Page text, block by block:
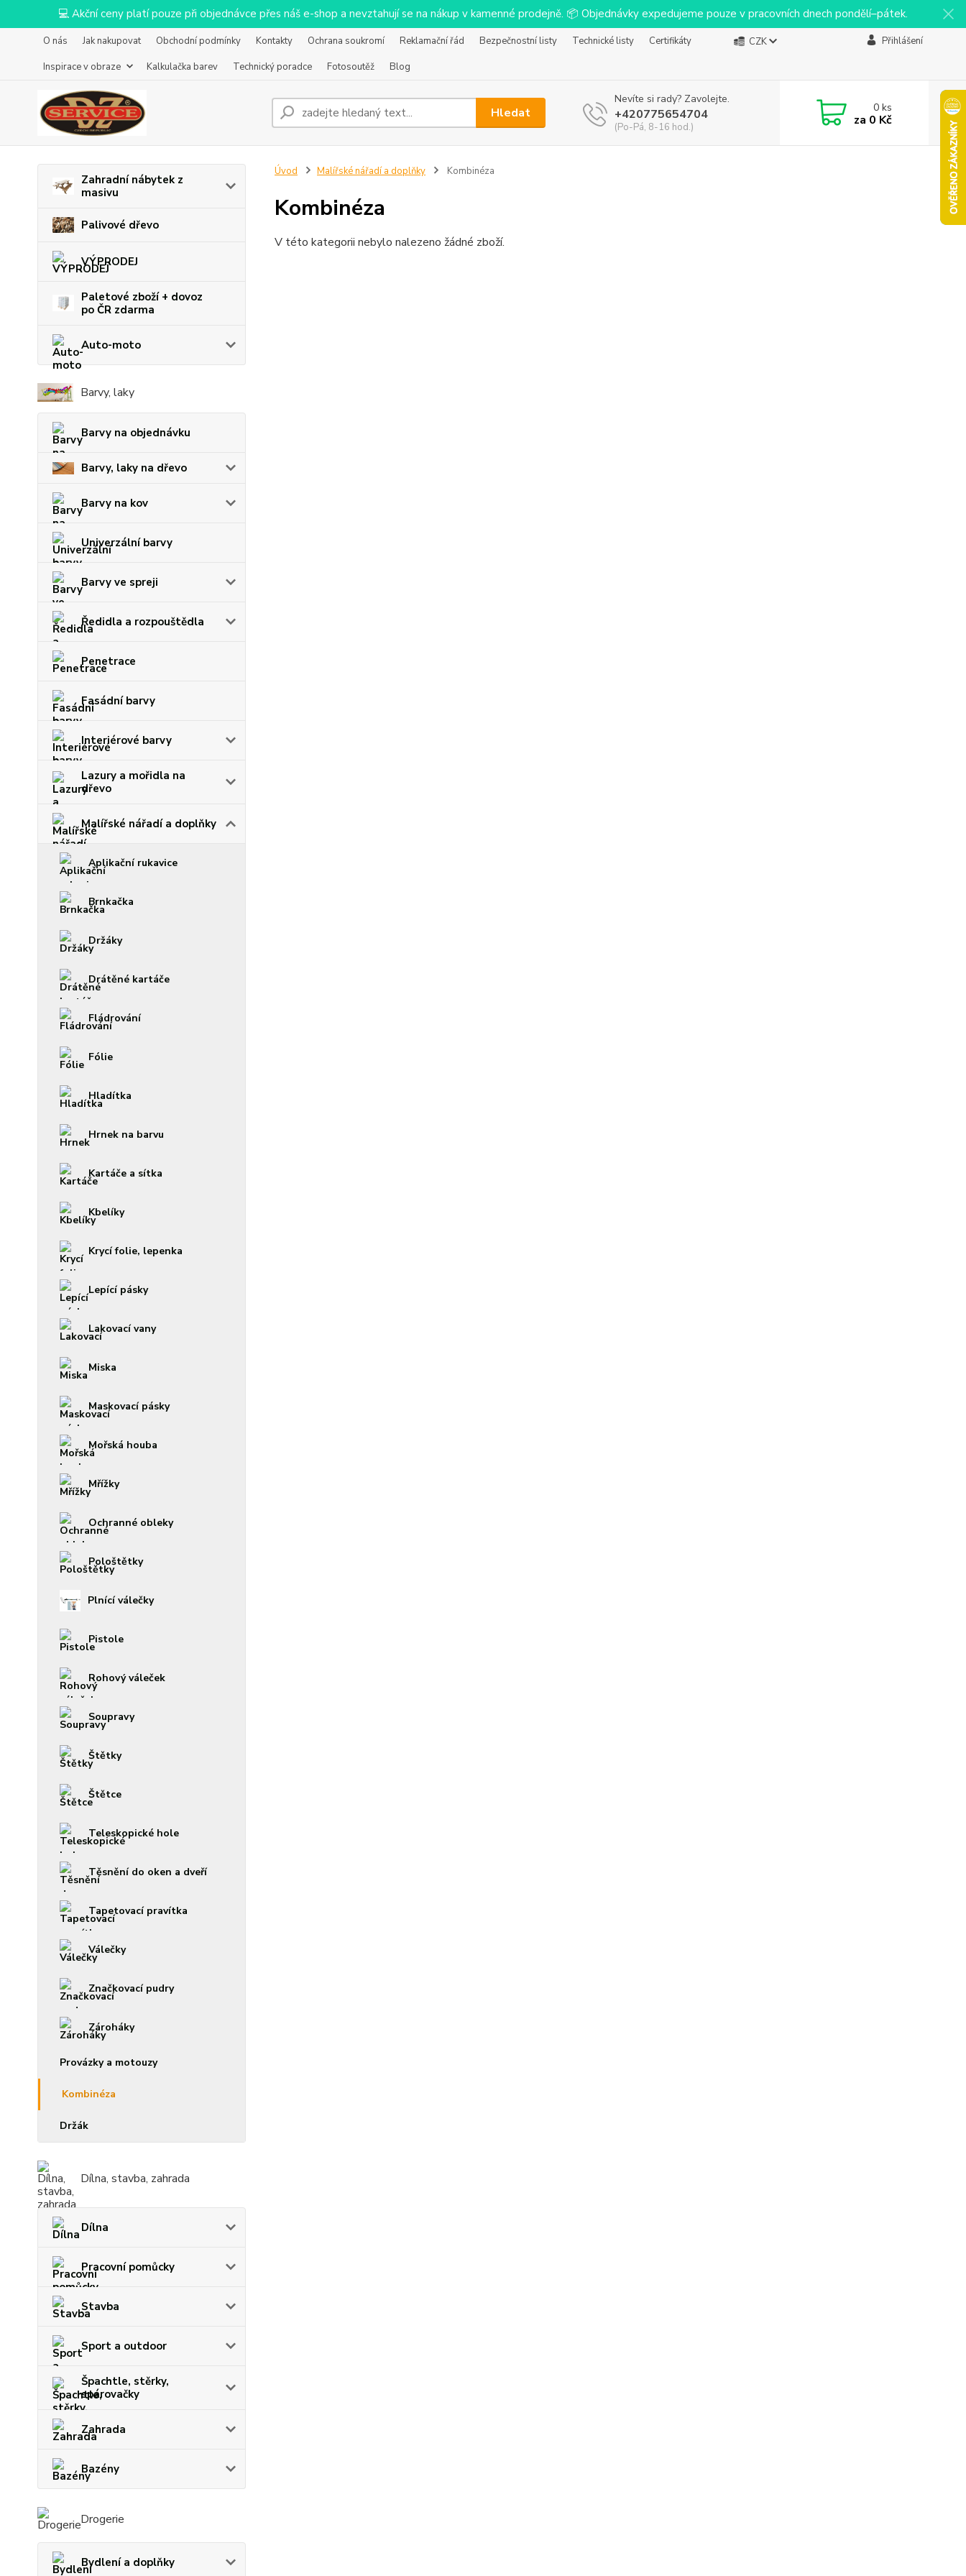
💻 Akční ceny platí pouze při objednávce přes náš e-shop a nevztahují se na nákup v kamenné prodejně. 📦 Objednávky expedujeme pouze v pracovních dnech pondělí–pátek.
O nás Jak nakupovat Obchodní podmínky Kontakty Ochrana soukromí Reklamační řád Bezpečnostní listy Technické listy
Certifikáty
Inspirace v obraze
Kalkulačka barev Technický poradce Fotosoutěž Blog
CZK Přihlášení
Hledat
Nevíte si rady? Zavolejte.
+420775654704
(Po-Pá, 8-16 hod.)
0ks
za 0 Kč
Zahradní nábytek z
masivu
Palivové dřevo
VÝPRODEJ
Paletové zboží + dovoz
po ČR zdarma
Auto-moto
Barvy, laky
Barvy na objednávku
Barvy, laky na dřevo
Barvy na kov
Univerzální barvy
Barvy ve spreji
Ředidla a rozpouštědla
Penetrace
Fasádní barvy
Interiérové barvy
Lazury a mořidla na
dřevo
Malířské nářadí a doplňky
Aplikační rukavice
Brnkačka
Držáky
Drátěné kartáče
Fládrování
Fólie
Hladítka
Hrnek na barvu
Kartáče a sítka
Kbelíky
Krycí folie, lepenka
Lepící pásky
Lakovací vany
Miska
Maskovací pásky
Mořská houba
Mřížky
Ochranné obleky
Pološtětky
Plnící válečky
Pistole
Rohový váleček
Soupravy
Štětky
Štětce
Teleskopické hole
Těsnění do oken a dveří
Tapetovací pravítka
Válečky
Značkovací pudry
Zároháky
Provázky a motouzy
Kombinéza
Držák
Dílna, stavba, zahrada
Dílna
Pracovní pomůcky
Stavba
Sport a outdoor
Špachtle, stěrky,
spárovačky
Zahrada
Bazény
Drogerie
Bydlení a doplňky
Úvod Malířské nářadí a doplňky Kombinéza
Kombinéza
V této kategorii nebylo nalezeno žádné zboží.